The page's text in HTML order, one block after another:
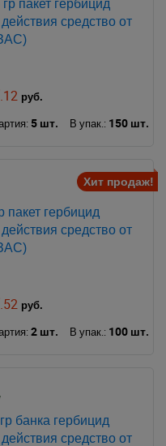
пакет гербицид
средство от
.12 руб.
5 шт. В упак.: 150 шт.
Хит продаж!
пакет гербицид
средство от
.52 руб.
2 шт. В упак.: 100 шт.
банка гербицид
средство от